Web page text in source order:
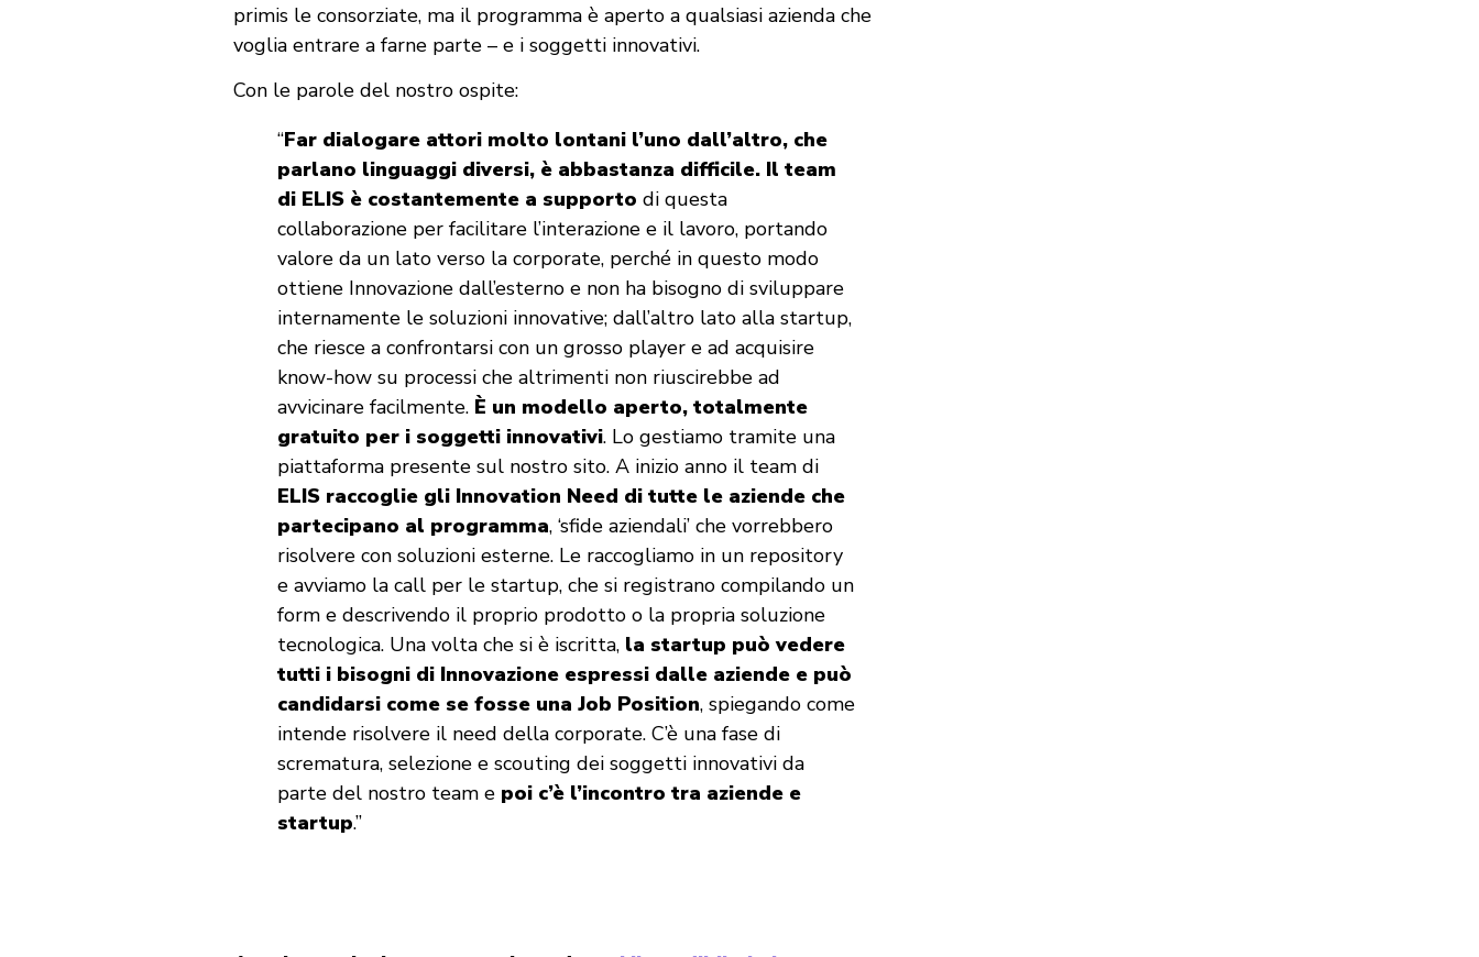
primis le consorziate, ma il programma è aperto a qualsiasi azienda che
voglia entrare a farne parte – e i soggetti innovativi.
Con le parole del nostro ospite:
“Far dialogare attori molto lontani l’uno dall’altro, che
parlano linguaggi diversi, è abbastanza difficile. Il team
di ELIS è costantemente a supporto di questa
collaborazione per facilitare l’interazione e il lavoro, portando
valore da un lato verso la corporate, perché in questo modo
ottiene Innovazione dall’esterno e non ha bisogno di sviluppare
internamente le soluzioni innovative; dall’altro lato alla startup,
che riesce a confrontarsi con un grosso player e ad acquisire
know-how su processi che altrimenti non riuscirebbe ad
avvicinare facilmente. È un modello aperto, totalmente
gratuito per i soggetti innovativi. Lo gestiamo tramite una
piattaforma presente sul nostro sito. A inizio anno il team di
ELIS raccoglie gli Innovation Need di tutte le aziende che
partecipano al programma, ‘sfide aziendali’ che vorrebbero
risolvere con soluzioni esterne. Le raccogliamo in un repository
e avviamo la call per le startup, che si registrano compilando un
form e descrivendo il proprio prodotto o la propria soluzione
tecnologica. Una volta che si è iscritta, la startup può vedere
tutti i bisogni di Innovazione espressi dalle aziende e può
candidarsi come se fosse una Job Position, spiegando come
intende risolvere il need della corporate. C’è una fase di
scrematura, selezione e scouting dei soggetti innovativi da
parte del nostro team e poi c’è l’incontro tra aziende e
startup.”